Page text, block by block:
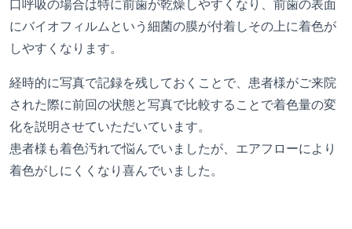
口呼吸の場合は特に前歯が乾燥しやすくなり、前歯の表面
にバイオフィルムという細菌の膜が付着しその上に着色が
しやすくなります。
経時的に写真で記録を残しておくことで、患者様がご来院
された際に前回の状態と写真で比較することで着色量の変
化を説明させていただいています。
患者様も着色汚れで悩んでいましたが、エアフローにより
着色がしにくくなり喜んでいました。